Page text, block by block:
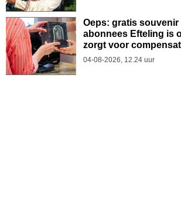
Oeps: gratis
abonnees Efteling is
zorgt voor
04-08-2026, 12.24 uur